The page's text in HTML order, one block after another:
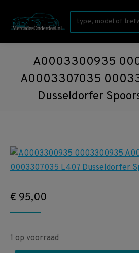
Zoeken:
A0003300935
A0003307035
Dusseldorfer
€ 95,00
1 op voorraad